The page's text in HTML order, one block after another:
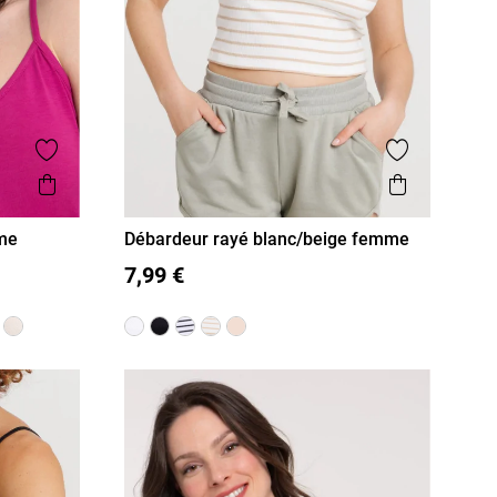
Ajouter aux favoris
Aperçu rapide Ajouter
Aperçu
S M
Débardeur rayé blanc/beige femme
7,99 €